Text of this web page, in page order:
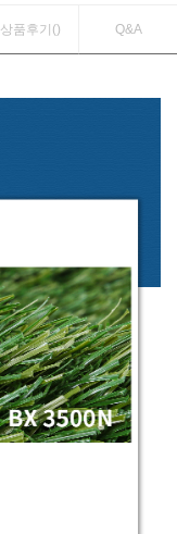
상품후기() Q&A